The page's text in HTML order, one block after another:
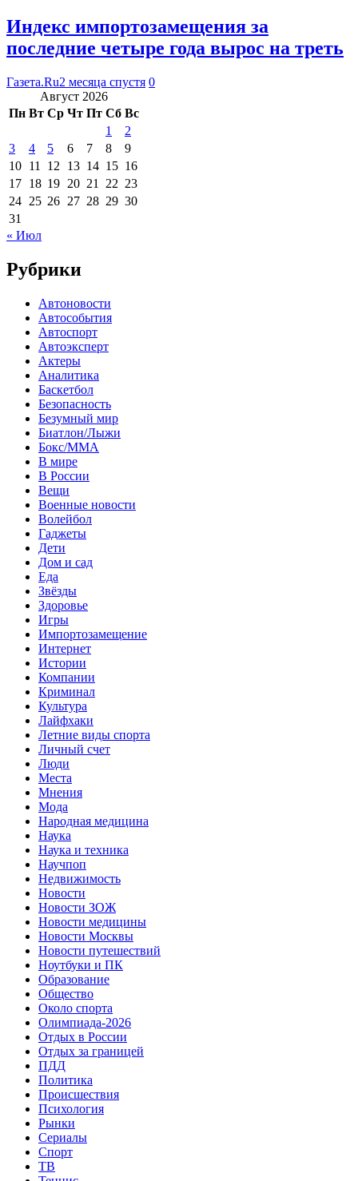
Индекс импортозамещения за
последние четыре года вырос на треть
Газета.Ru2 месяца спустя 0
Август 2026
Пн Вт Ср Чт Пт Сб Вс
1
2
3
4 5 6 7 8
9
10 11 12 13 14 15 16
17 18 19 20 21 22 23
24 25 26 27 28 29 30
31
« Июл
Рубрики
Автоновости
Автособытия
Автоспорт
Автоэксперт
Актеры
Аналитика
Баскетбол
Безопасность
Безумный мир
Биатлон/Лыжи
Бокс/MMA
В мире
В России
Вещи
Военные новости
Волейбол
Гаджеты
Дети
Дом и сад
Еда
Звёзды
Здоровье
Игры
Импортозамещение
Интернет
Истории
Компании
Криминал
Культура
Лайфхаки
Летние виды спорта
Личный счет
Люди
Места
Мнения
Мода
Народная медицина
Наука
Наука и техника
Научпоп
Недвижимость
Новости
Новости ЗОЖ
Новости медицины
Новости Москвы
Новости путешествий
Ноутбуки и ПК
Образование
Общество
Около спорта
Олимпиада-2026
Отдых в России
Отдых за границей
ПДД
Политика
Происшествия
Психология
Рынки
Сериалы
Спорт
ТВ